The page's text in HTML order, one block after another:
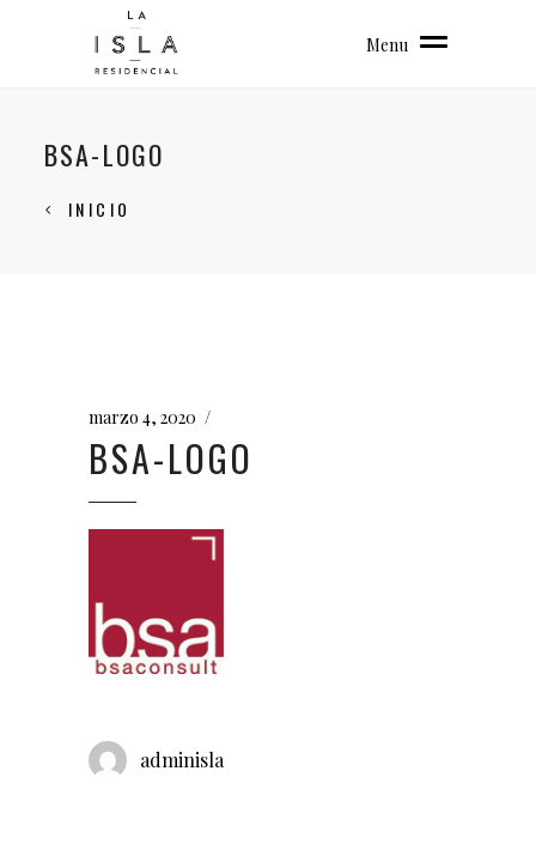
Menu
BSA-LOGO
INICIO
marzo 4, 2020
BSA-LOGO
adminisla